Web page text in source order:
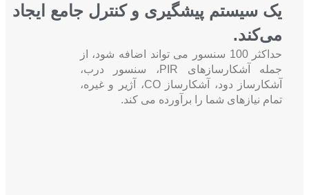
یک سیستم پیشگیری و کنترل جامع ایجاد
می‌کند.
حداکثر 100 سنسور می تواند اضافه شود، از
جمله آشکارسازهای PIR، سنسور درب،
آشکارساز دود، آشکارساز CO، آژیر و غیره،
تمام نیازهای شما را برآورده می کند.